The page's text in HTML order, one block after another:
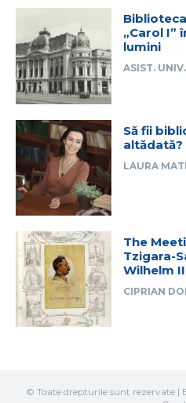
„Carol I”
lumini
ASIST.
Să fii
altădată?
LAURA
The
Tzigara-
Wilhelm
CIPRIAN
© Toate drepturile sunt rezervate |